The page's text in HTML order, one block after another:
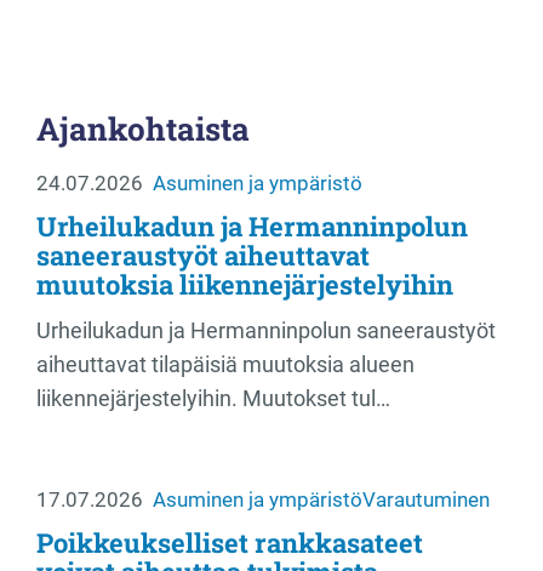
Ajankohtaista
24.07.2026 Asuminen ja ympäristö
Urheilukadun ja Hermanninpolun
saneeraustyöt aiheuttavat
muutoksia liikennejärjestelyihin
Urheilukadun ja Hermanninpolun saneeraustyöt
aiheuttavat tilapäisiä muutoksia alueen
liikennejärjestelyihin. Muutokset tul…
17.07.2026 Asuminen ja ympäristöVarautuminen
Poikkeukselliset rankkasateet